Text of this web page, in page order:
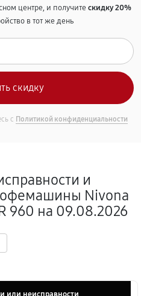
центре, и получитескидку 20%
в тот же день
с Политикой конфиденциальности
и
Nivona
960 на 09.08.2026